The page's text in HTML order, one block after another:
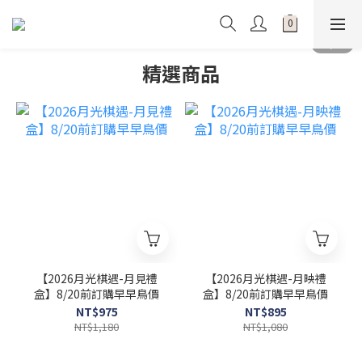
精選商品
【2026月光棋遇-月見禮
盒】8/20前訂購早早鳥價
NT$975
NT$1,180
【2026月光棋遇-月映禮
盒】8/20前訂購早早鳥價
NT$895
NT$1,080